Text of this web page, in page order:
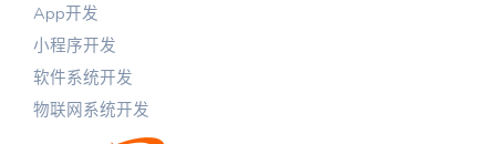
App开发
小程序开发
软件系统开发
物联网系统开发